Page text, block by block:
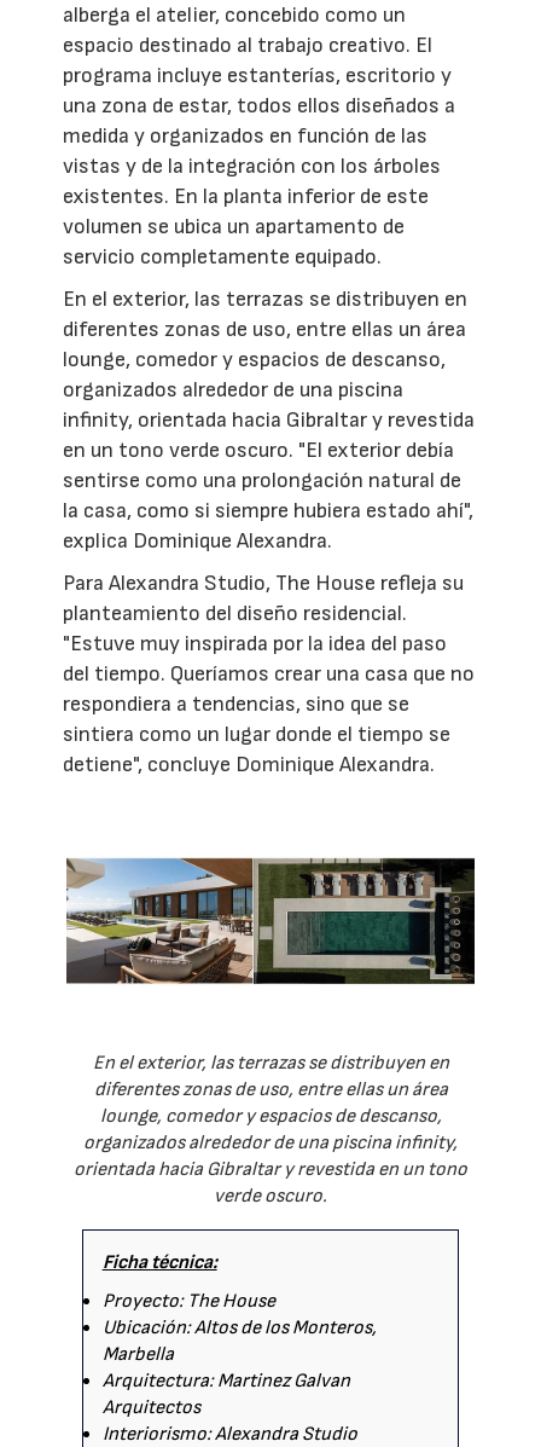
alberga el atelier, concebido como un
espacio destinado al trabajo creativo. El
programa incluye estanterías, escritorio y
una zona de estar, todos ellos diseñados a
medida y organizados en función de las
vistas y de la integración con los árboles
existentes. En la planta inferior de este
volumen se ubica un apartamento de
servicio completamente equipado.
En el exterior, las terrazas se distribuyen en
diferentes zonas de uso, entre ellas un área
lounge, comedor y espacios de descanso,
organizados alrededor de una piscina
infinity, orientada hacia Gibraltar y revestida
en un tono verde oscuro. "El exterior debía
sentirse como una prolongación natural de
la casa, como si siempre hubiera estado ahí",
explica Dominique Alexandra.
Para Alexandra Studio, The House refleja su
planteamiento del diseño residencial.
"Estuve muy inspirada por la idea del paso
del tiempo. Queríamos crear una casa que no
respondiera a tendencias, sino que se
sintiera como un lugar donde el tiempo se
detiene", concluye Dominique Alexandra.
En el exterior, las terrazas se distribuyen en
diferentes zonas de uso, entre ellas un área
lounge, comedor y espacios de descanso,
organizados alrededor de una piscina infinity,
orientada hacia Gibraltar y revestida en un tono
verde oscuro.
Ficha técnica:
Proyecto: The House
Ubicación: Altos de los Monteros,
Marbella
Arquitectura: Martinez Galvan
Arquitectos
Interiorismo: Alexandra Studio